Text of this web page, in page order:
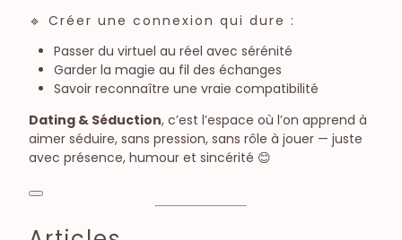
🔹 Créer une connexion qui dure :
Passer du virtuel au réel avec sérénité
Garder la magie au fil des échanges
Savoir reconnaître une vraie compatibilité
Dating & Séduction, c’est l’espace où l’on apprend à
aimer séduire, sans pression, sans rôle à jouer — juste
avec présence, humour et sincérité 😊